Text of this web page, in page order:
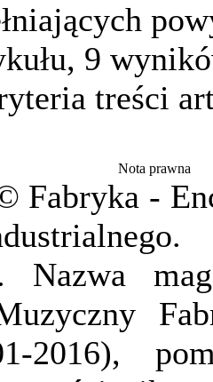
9
treści
Nota prawna
Fabryka -
Nazwa
2016),